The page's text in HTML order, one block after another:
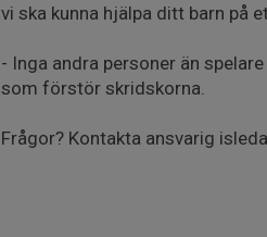
vi ska kunna hjälpa ditt barn på
- Inga andra personer än
som förstör skridskorna.
Frågor? Kontakta ansvarig